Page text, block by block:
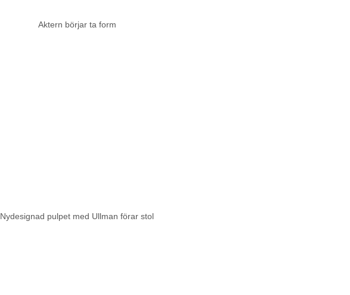
Aktern börjar ta form
Nydesignad pulpet med Ullman förar stol